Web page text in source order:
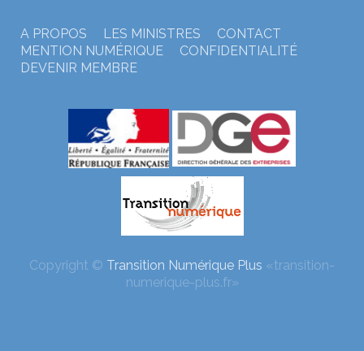
A PROPOS LES MINISTRES
CONTACT
MENTION NUMÉRIQUE
CONFIDENTIALITÉ
DEVENIR MEMBRE
Copyright © Transition Numérique Plus «transition-
numerique-plus.fr»